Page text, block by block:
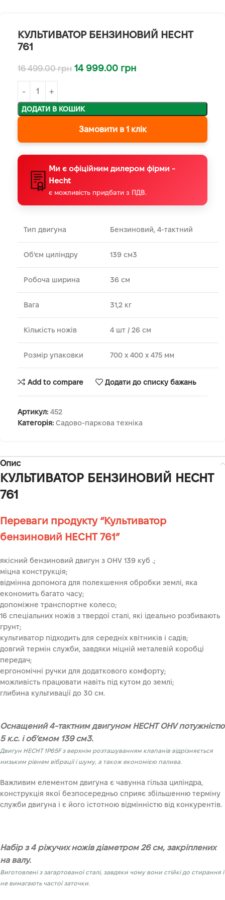
КУЛЬТИВАТОР БЕНЗИНОВИЙ HECHT
761
16 499.00грн 14 999.00 грн
ДОДАТИ В КОШИК
Замовити в 1 клік
Ми є офіційним дилером фірми -
Hecht
є можливість придбати з ПДВ.
Тип двигуна Бензиновий, 4-тактний
Об’єм циліндру 139 см3
Робоча ширина 36 см
Вага 31,2 кг
Кількість ножів 4 шт / 26 см
Розмір упаковки 700 x 400 x 475 мм
Add to compare Додати до списку бажань
Артикул: 452
Категорія: Садово-паркова техніка
Опис
КУЛЬТИВАТОР БЕНЗИНОВИЙ HECHT
761
Переваги продукту “Культиватор
бензиновий HECHT 761”
якісний бензиновий двигун з OHV 139 куб .;
міцна конструкція;
відмінна допомога для полекшення обробки землі, яка
економить багато часу;
допоміжне транспортне колесо;
16 спеціальних ножів з твердої сталі, які ідеально розбивають
грунт;
культиватор підходить для середніх квітників і садів;
довгий термін служби, завдяки міцній металевій коробці
передач;
ергономічні ручки для додаткового комфорту;
можливість працювати навіть під кутом до землі;
глибина культивації до 30 см.
Оснащений 4-тактним двигуном HECHT OHV потужністю
5 к.с. і об’ємом 139 см3.
Двигун HECHT 1P65F з верхнім розташуванням клапанів відрізняється
низьким рівнем вібрації і шуму, а також економією палива.
Важливим елементом двигуна є чавунна гільза циліндра,
конструкція якої безпосередньо сприяє збільшенню терміну
служби двигуна і є його істотною відмінністю від конкурентів.
Набір з 4 ріжучих ножів діаметром 26 см, закріплених
на валу.
Виготовлені з загартованої сталі, завдяки чому вони стійкі до стирання і
не вимагають частої заточки.